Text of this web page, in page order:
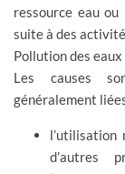
ressource eau ou
suite à des
Pollution des eaux
Les causes
généralement
l’utilisation
d’autres